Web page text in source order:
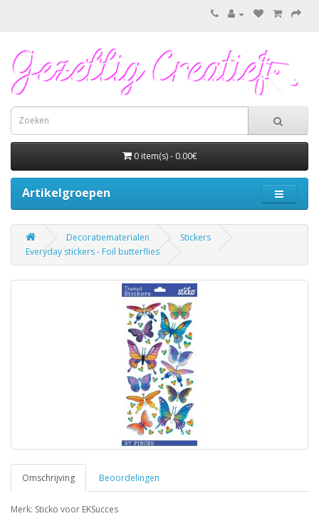
0 item(s) - 0.00€
Artikelgroepen
Decoratiematerialen
Stickers
Everyday stickers - Foil butterflies
Omschrijving Beoordelingen
Merk: Sticko voor EKSucces